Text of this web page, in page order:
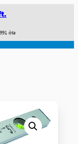
óta